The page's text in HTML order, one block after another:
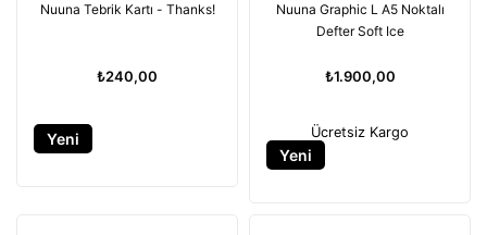
Nuuna Tebrik Kartı - Thanks!
₺240,00
Yeni
Nuuna Graphic L A5 Noktalı
Defter Soft Ice
₺1.900,00
Ücretsiz Kargo
Yeni